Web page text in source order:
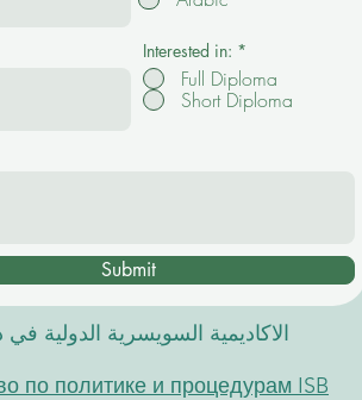
н
о
Interested in: *
Full Diploma
Short Diploma
Submit
الاكاديمية السويسرية الدولية في
по политике и процедурам ISB